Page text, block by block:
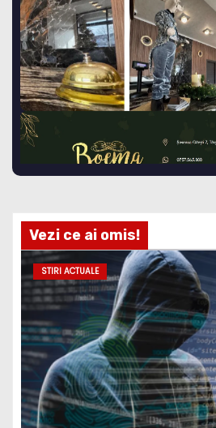
Vezi ce ai omis!
STIRI ACTUALE